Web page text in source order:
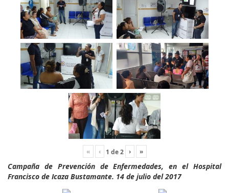
« ‹ 1 de2 › »
Campaña de Prevención de Enfermedades, en el Hospital
Francisco de Icaza Bustamante. 14 de julio del 2017